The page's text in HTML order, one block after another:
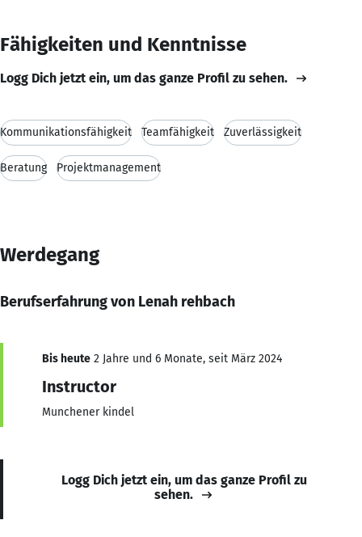
Fähigkeiten und Kenntnisse
Logg Dich jetzt ein, um das ganze Profil zu sehen.
Kommunikationsfähigkeit Teamfähigkeit Zuverlässigkeit
Beratung Projektmanagement
Werdegang
Berufserfahrung von Lenah rehbach
Bis heute 2 Jahre und 6 Monate, seit März 2024
Instructor
Munchener kindel
Logg Dich jetzt ein, um das ganze Profil zu
sehen.